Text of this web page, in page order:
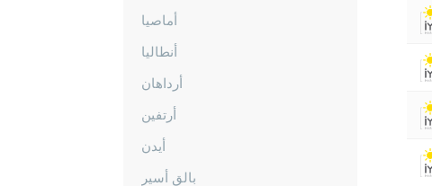
أماصيا
أنطاليا
أرداهان
أرتفين
أيدن
بالق أسير